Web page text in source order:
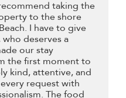
taking the
to the shore
I have to give
deserves a
our stay
the first moment to
kind, attentive, and
request with
The food